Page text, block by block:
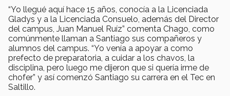
“Yo llegué aquí hace 15 años, conocía a la Licenciada
Gladys y a la Licenciada Consuelo, además del Director
del campus, Juan Manuel Ruíz” comenta Chago, como
comúnmente llaman a Santiago sus compañeros y
alumnos del campus. “Yo venía a apoyar a como
prefecto de preparatoria, a cuidar a los chavos, la
disciplina, pero luego me dijeron que si quería irme de
chofer” y así comenzó Santiago su carrera en el Tec en
Saltillo.